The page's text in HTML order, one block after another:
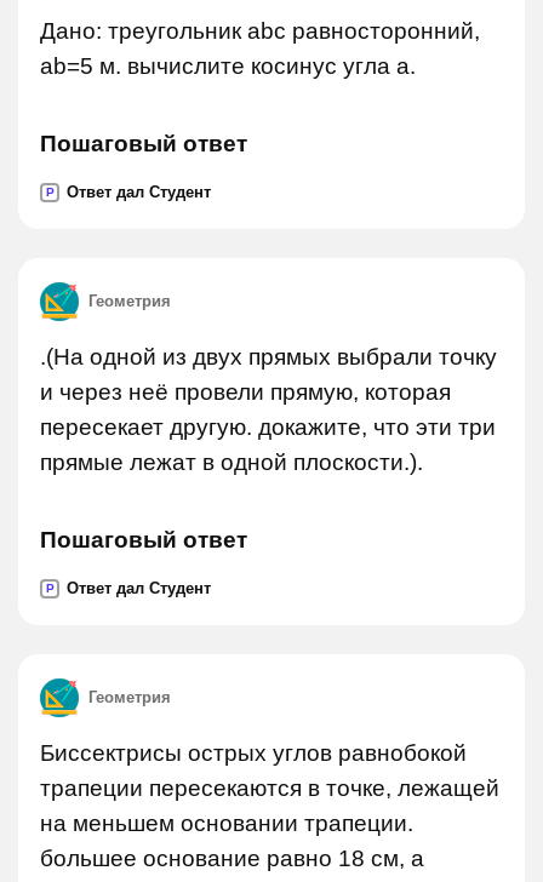
Дано: треугольник abc равносторонний,
ab=5 м. вычислите косинус угла a.
Пошаговый ответ
P Ответ дал Студент
Геометрия
.(На одной из двух прямых выбрали точку
и через неё провели прямую, которая
пересекает другую. докажите, что эти три
прямые лежат в одной плоскости.).
Пошаговый ответ
P Ответ дал Студент
Геометрия
Биссектрисы острых углов равнобокой
трапеции пересекаются в точке, лежащей
на меньшем основании трапеции.
большее основание равно 18 см, а